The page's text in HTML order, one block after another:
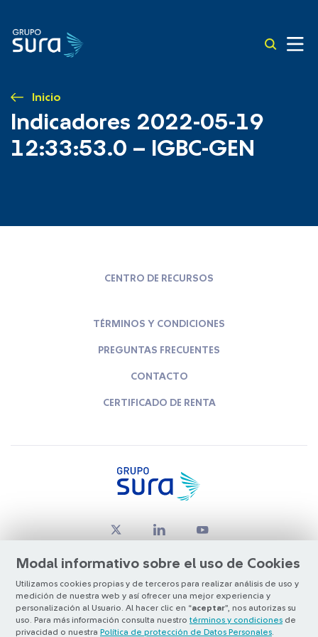
Inicio
Indicadores 2022-05-19
12:33:53.0 – IGBC-GEN
Modal informativo sobre el uso de Cookies
Utilizamos cookies propias y de terceros para realizar análisis de uso y
medición de nuestra web y así ofrecer una mejor experiencia y
personalización al Usuario. Al hacer clic en “aceptar”, nos autorizas su
uso. Para más información consulta nuestro términos y condiciones de
privacidad o nuestra Política de protección de Datos Personales
CENTRO DE RECURSOS
TÉRMINOS Y CONDICIONES
PREGUNTAS FRECUENTES
CONTACTO
CERTIFICADO DE RENTA
© Copyright Grupo SURA 2026